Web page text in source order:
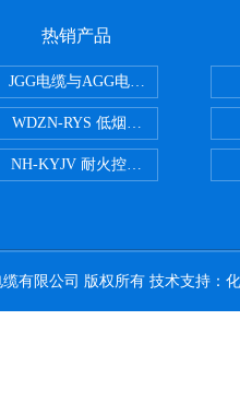
热销产品
JGG电缆与AGG电缆有什么区别
WDZN-RYS 低烟无卤耐火双绞线
NH-KYJV 耐火控制电缆
有限公司 版权所有 技术支持：